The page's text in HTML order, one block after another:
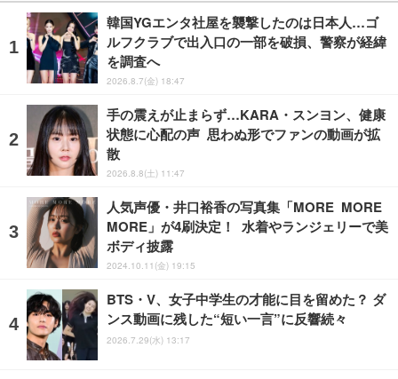
韓国YGエンタ社屋を襲撃したのは日本人…ゴ
ルフクラブで出入口の一部を破損、警察が経緯
を調査へ
2026.8.7(金) 18:47
手の震えが止まらず…KARA・スンヨン、健康
状態に心配の声 思わぬ形でファンの動画が拡
散
2026.8.8(土) 11:47
人気声優・井口裕香の写真集「MORE MORE
MORE」が4刷決定！ 水着やランジェリーで美
ボディ披露
2024.10.11(金) 19:15
BTS・V、女子中学生の才能に目を留めた？ ダ
ンス動画に残した“短い一言”に反響続々
2026.7.29(水) 13:17